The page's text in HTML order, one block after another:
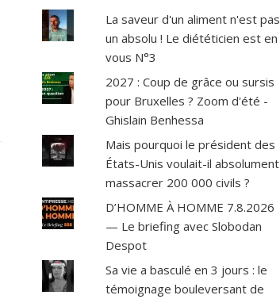
La saveur d'un aliment n'est pas
un absolu ! Le diététicien est en
vous N°3
2027 : Coup de grâce ou sursis
pour Bruxelles ? Zoom d'été -
Ghislain Benhessa
Mais pourquoi le président des
États-Unis voulait-il absolument
massacrer 200 000 civils ?
D’HOMME À HOMME 7.8.2026
— Le briefing avec Slobodan
Despot
Sa vie a basculé en 3 jours : le
témoignage bouleversant de